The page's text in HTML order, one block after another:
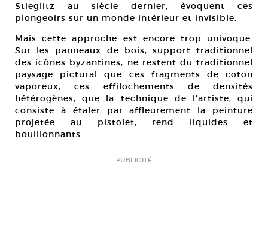
Stieglitz au siècle dernier, évoquent ces
plongeoirs sur un monde intérieur et invisible.
Mais cette approche est encore trop univoque.
Sur les panneaux de bois, support traditionnel
des icônes byzantines, ne restent du traditionnel
paysage pictural que ces fragments de coton
vaporeux, ces effilochements de densités
hétérogènes, que la technique de l’artiste, qui
consiste à étaler par affleurement la peinture
projetée au pistolet, rend liquides et
bouillonnants.
PUBLICITÉ